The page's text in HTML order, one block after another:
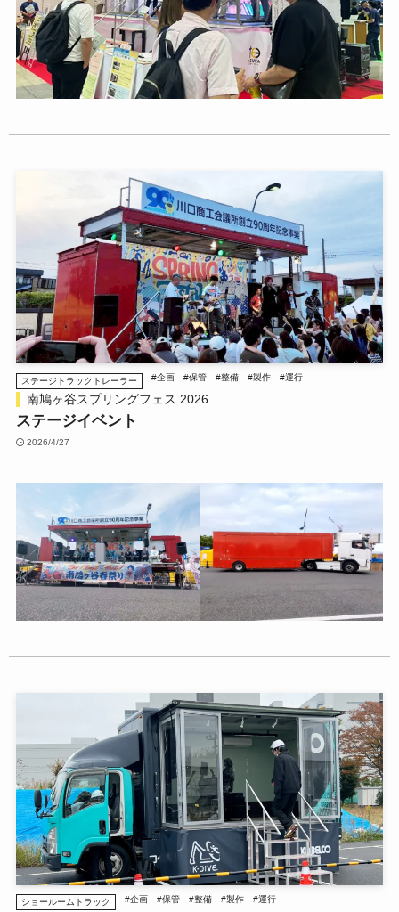
ステージトラックトレーラー #企画 #保管 #整備 #製作 #運行
南鳩ヶ谷スプリングフェス 2026
ステージイベント
2026/4/27
ショールームトラック #企画 #保管 #整備 #製作 #運行